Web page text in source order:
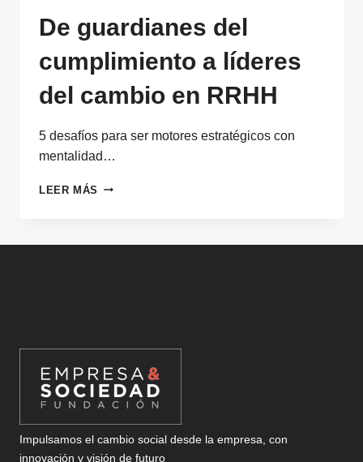
De guardianes del
cumplimiento a líderes
del cambio en RRHH
5 desafíos para ser motores estratégicos con
mentalidad…
LEER MÁS DE
Impulsamos el cambio social desde la empresa, con
innovación y visión de futuro